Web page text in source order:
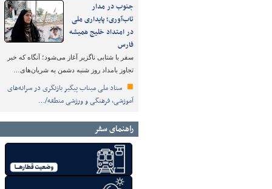
جنوب در مدار
تاب‌آوری؛ پایداری ملی
در امتداد خلیج همیشه
فارس
سفر با شتابی ناگزیر آغاز می‌شود؛ آنگاه که خبر
تجاوز بامداد روز شنبه دشمن به شریان‌های…
ستاد ملی میناب پیگیر بازنگری در سرانه‌های
آموزشی، فرهنگی و ورزشی منطقه/…
راهنمای سفر